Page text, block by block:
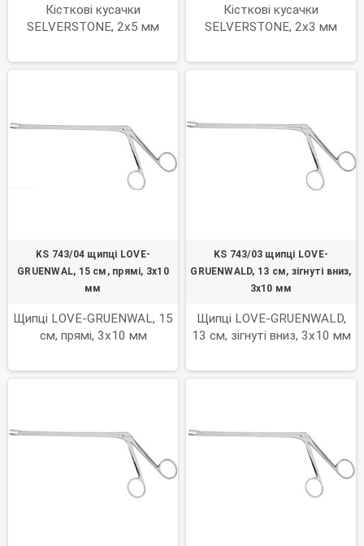
Кісткові кусачки
SELVERSTONE, 2х5 мм
Кісткові кусачки
SELVERSTONE, 2х3 мм
KS 743/04 щипці LOVE-
GRUENWAL, 15 см, прямі, 3х10
мм
Щипці LOVE-GRUENWAL, 15
см, прямі, 3х10 мм
KS 743/03 щипці LOVE-
GRUENWALD, 13 см, зігнуті вниз,
3х10 мм
Щипці LOVE-GRUENWALD,
13 см, зігнуті вниз, 3х10 мм